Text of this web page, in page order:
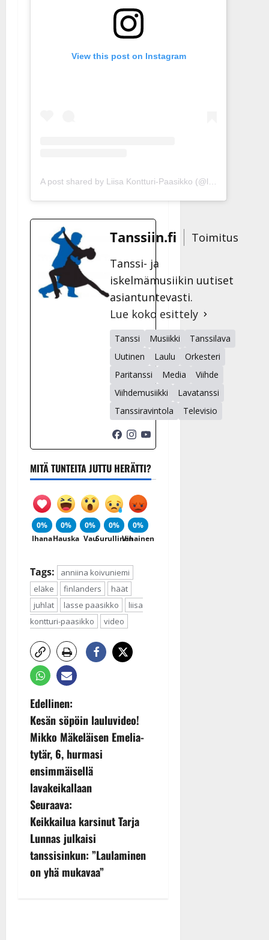
View this post on Instagram
A post shared by Liisa Kontturi-Paasikko (@liisakontturi)
Tanssiin.fi
Toimitus
Tanssi- ja
iskelmämusiikin uutiset
asiantuntevasti.
Lue koko esittely
Tanssi Musiikki
Tanssilava
Uutinen
Laulu
Orkesteri
Paritanssi
Media
Viihde
Viihdemusiikki
Lavatanssi
Tanssiravintola
Televisio
MITÄ TUNTEITA JUTTU HERÄTTI?
0%
Ihana
0%
Hauska
0%
Vau
0%
Surullinen
0%
Vihainen
Tags:
anniina koivuniemi
eläke
finlanders
häät
juhlat
lasse paasikko
liisa
kontturi-paasikko
video
P
o
s
t
n
a
v
i
Edellinen:
Kesän söpöin lauluvideo!
Mikko Mäkeläisen Emelia-
tytär, 6, hurmasi
ensimmäisellä
lavakeikallaan
Seuraava:
Keikkailua karsinut Tarja
Lunnas julkaisi
tanssisinkun: ”Laulaminen
on yhä mukavaa”